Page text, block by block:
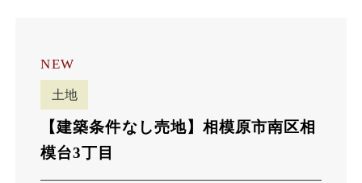
NEW
土地
【建築条件なし売地】相模原市南区相
模台3丁目